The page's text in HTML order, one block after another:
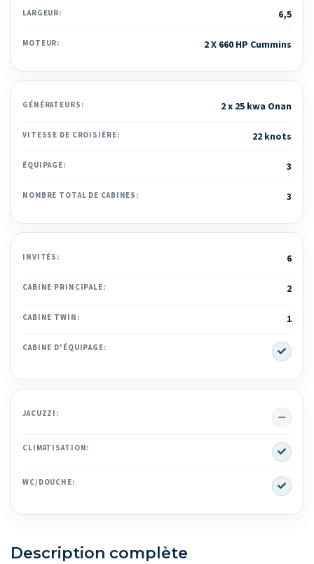
LARGEUR: 6,5
MOTEUR: 2 X 660 HP Cummins
GÉNÉRATEURS: 2 x 25 kwa Onan
VITESSE DE CROISIÈRE: 22 knots
ÉQUIPAGE: 3
NOMBRE TOTAL DE CABINES: 3
INVITÉS: 6
CABINE PRINCIPALE: 2
CABINE TWIN: 1
CABINE D'ÉQUIPAGE: Yes
JACUZZI: No
CLIMATISATION: Yes
WC/DOUCHE: Yes
Description complète